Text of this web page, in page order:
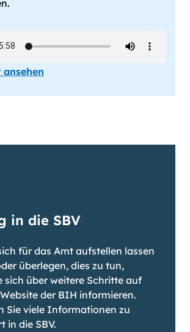
in die SBV
für das Amt aufstellen lassen
überlegen, dies zu tun,
sich über weitere Schritte auf
der BIH informieren.
Sie viele Informationen zu
in die SBV.